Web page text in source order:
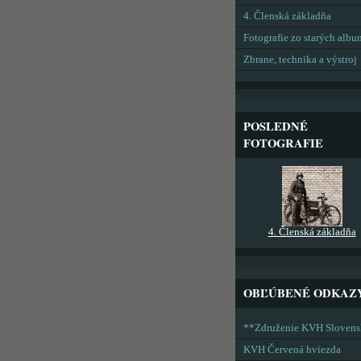
4. Členská základňa
Fotografie zo starých
Zbrane, technika a výstroj
POSLEDNÉ
FOTOGRAFIE
4. Členská základňa
OBĽÚBENÉ
**Združenie KVH
KVH Červená hviezda